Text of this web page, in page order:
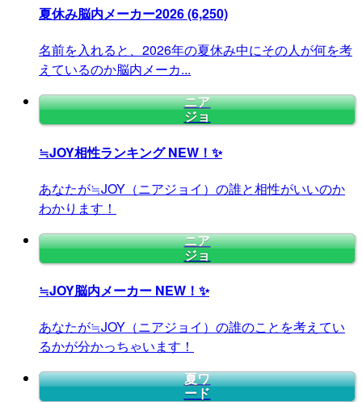
夏休み脳内メーカー2026(6,250)
名前を入れると、2026年の夏休み中にその人が何を考
えているのか脳内メーカ...
ニア
ジョ
≒JOY相性ランキングNEW！✨
あなたが≒JOY（ニアジョイ）の誰と相性がいいのか
わかります！
ニア
ジョ
≒JOY脳内メーカー NEW！✨
あなたが≒JOY（ニアジョイ）の誰のことを考えてい
るかが分かっちゃいます！
夏ワ
ード